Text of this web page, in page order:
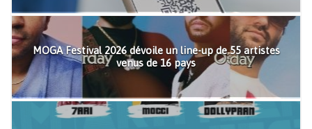
MOGA Festival 2026 dévoile un line-up de 55 artistes
venus de 16 pays